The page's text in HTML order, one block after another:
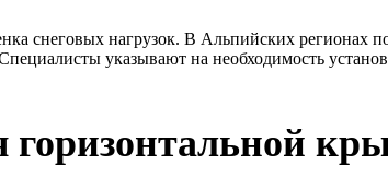
снеговых нагрузок. В Альпийских регионах
указывают на необходимость